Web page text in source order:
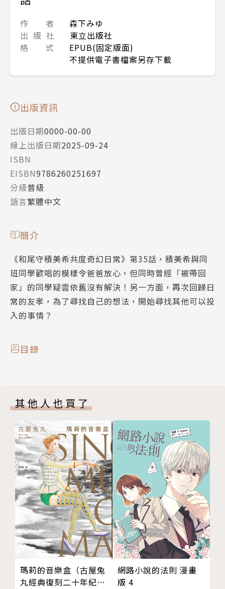
作 者
森下みゆ
出 版 社
東立出版社
格 式
EPUB(固定版面)
不提供電子書檔案另存下載
出版資訊
出版日期0000-00-00
線上出版日期2025-09-24
ISBN
EISBN9786260251697
分級普級
語言繁體中文
簡介
《和尾守積美希共度奇幻日常》第35話，積美希與同
班同學歡唱的模樣令爸爸放心，但同時曾經「被帶回
家」的同學疑雲依舊沒有解決！另一方面，再次回歸日
常的友孝，為了尋找自己的想法，開始尋找其他可以投
入的事情？
目錄
其他人也買了
瑪莉的音樂盒（古屋兔
丸經典復刻二十年紀念
網路小說的法則 漫畫
版 4